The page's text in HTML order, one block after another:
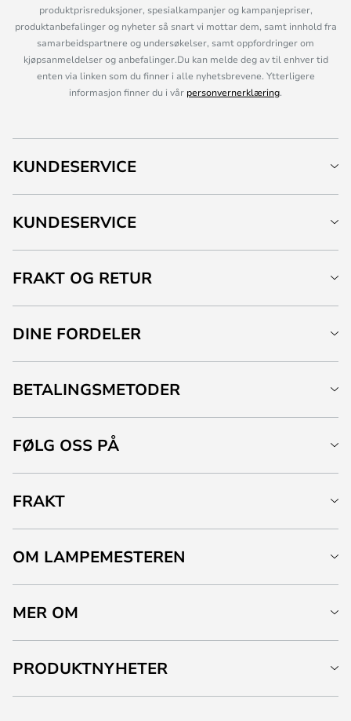
produktprisreduksjoner, spesialkampanjer og kampanjepriser,
produktanbefalinger og nyheter så snart vi mottar dem, samt innhold fra
samarbeidspartnere og undersøkelser, samt oppfordringer om
kjøpsanmeldelser og anbefalinger.Du kan melde deg av til enhver tid
enten via linken som du finner i alle nyhetsbrevene. Ytterligere
informasjon finner du i vår personvernerklæring.
KUNDESERVICE
KUNDESERVICE
FRAKT OG RETUR
DINE FORDELER
BETALINGSMETODER
FØLG OSS PÅ
FRAKT
OM LAMPEMESTEREN
MER OM
PRODUKTNYHETER